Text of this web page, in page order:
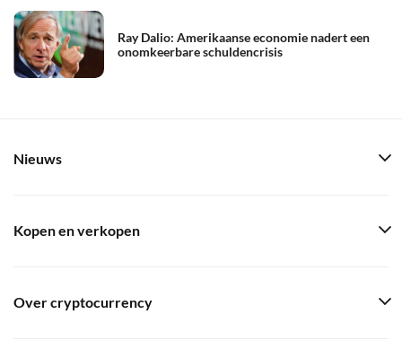
Ray Dalio: Amerikaanse economie nadert een
onomkeerbare schuldencrisis
Nieuws
Kopen en verkopen
Over cryptocurrency